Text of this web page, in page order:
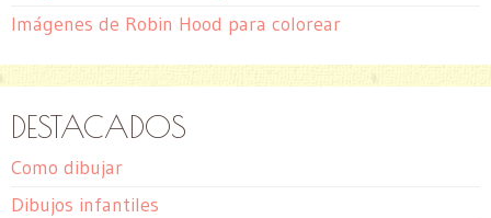
Imágenes de Robin Hood para colorear
DESTACADOS
Como dibujar
Dibujos infantiles